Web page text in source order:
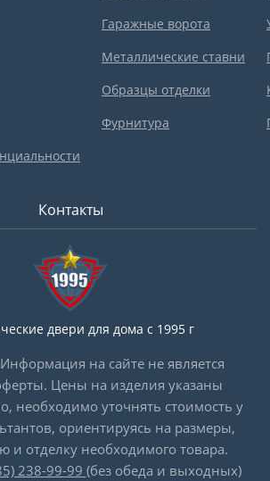
Гаражные ворота
Металлические ставни
Образцы отделки
Фурнитура
Контакты
двери для дома с 1995 г
на сайте не является
Цены на изделия указаны
необходимо уточнять стоимость у
ориентируясь на размеры,
и отделку необходимого товара.
238-99-99 (без обеда и выходных)